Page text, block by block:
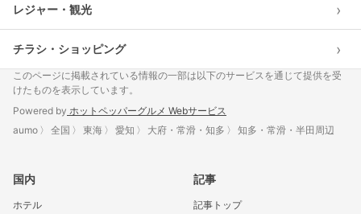
レジャー・観光 ›
チラシ・ショッピング ›
このページに掲載されている情報の一部は以下のサービスを通じて提供を受
けたものを表示しています。
Powered by ホットペッパーグルメ Webサービス
aumo
全国 東海 愛知 大府・常滑・知多 知多・常滑・半田周辺
国内
ホテル
記事
記事トップ